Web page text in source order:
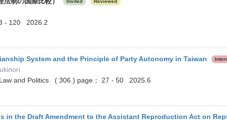
Invited Reviewed
- 120 2026.2
System and the Principle of Party Autonomy in Taiwan
and Politics ( 306 ) page： 27 - 50 2025.6
in the Draft Amendment to the Assistant Reproduction Act on